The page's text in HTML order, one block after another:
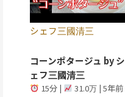
シェフ三國清三
コーンポタージュ by シ
ェフ三國清三
15分 | 31.0万 | 5年前